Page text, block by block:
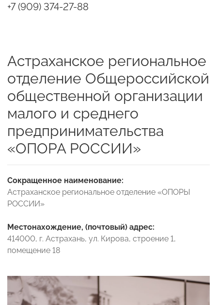
+7 (909) 374-27-88
Астраханское региональное
отделение Общероссийской
общественной организации
малого и среднего
предпринимательства
«ОПОРА РОССИИ»
Сокращенное наименование:
Астраханское региональное отделение «ОПОРЫ
РОССИИ»
Местонахождение, (почтовый) адрес:
414000, г. Астрахань, ул. Кирова, строение 1,
помещение 18